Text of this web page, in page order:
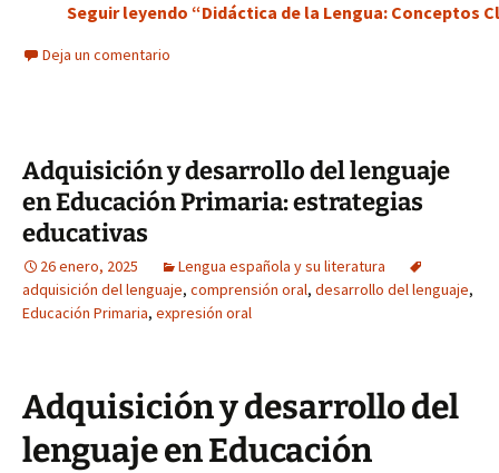
Seguir leyendo “Didáctica de la Lengua: Conceptos
Deja un comentario
Adquisición y desarrollo del lenguaje
en Educación Primaria: estrategias
educativas
26 enero, 2025
Lengua española y su literatura
adquisición del lenguaje, comprensión oral, desarrollo del lenguaje,
Educación Primaria, expresión oral
Adquisición y desarrollo del
lenguaje en Educación